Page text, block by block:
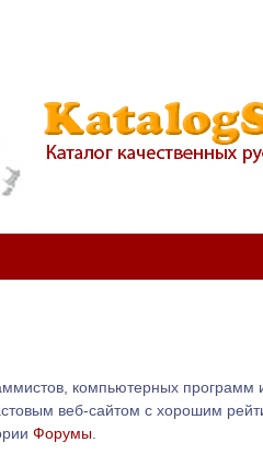
компьютерных программ и
веб-сайтом с хорошим
Форумы